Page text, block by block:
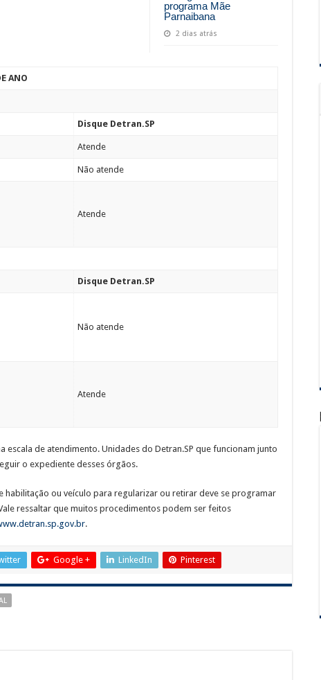
programa Mãe
Parnaibana
2 dias atrás
ANO
Disque Detran.SP
Atende
Não atende
Atende
Disque Detran.SP
Não atende
Atende
escala de atendimento. Unidades do Detran.SP que funcionam junto
o expediente desses órgãos.
habilitação ou veículo para regularizar ou retirar deve se programar
ressaltar que muitos procedimentos podem ser feitos
.
Google + LinkedIn Pinterest